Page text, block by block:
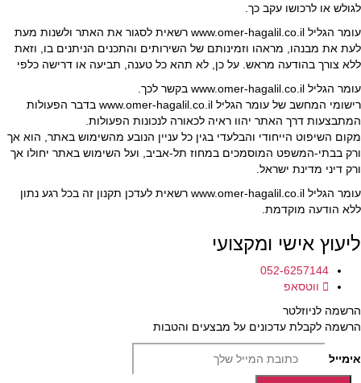
לגולש או לרכושו עקב כך.
עומר הגליל www.omer-hagalil.co.il רשאית לסגור את האתר ולשנות מעת
לעת את מבנהו, מראהו וזמינותם של השירותים והתכנים הניתנים בו, וזאת
ללא צורך בהודעה מראש. על כן, לא תהא כל טענה, תביעה או דרישה כלפי
עומר הגליל www.omer-hagalil.co.il בקשר לכך.
רישומי המחשב של עומר הגליל www.omer-hagalil.co.il בדבר הפעולות
המתבצעות דרך האתר יהוו ראיה לכאורה לנכונות הפעולות.
מקום השיפוט הייחודי והבלעדי בגין כל עניין הנובע מהשימוש באתר, הוא אך
ורק בבתי-המשפט המוסמכים במחוז תל-אביב, ועל השימוש באתר יחולו אך
ורק דיני מדינת ישראל.
עומר הגליל www.omer-hagalil.co.il רשאית לעדכן תקנון זה בכל רגע נתון
ללא הודעה מוקדמת.
ליעוץ אישי ומקצועי
052-6257144
ווטסאפ
הרשמה לניוזלטר
הרשמה לקבלת עדכונים על מבצעים והטבות
אימייל